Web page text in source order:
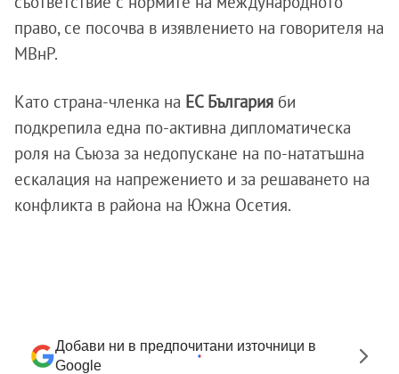
право, се посочва в изявлението на говорителя на
МВнР.
Като страна-членка на ЕС България би
подкрепила една по-активна дипломатическа
роля на Съюза за недопускане на по-нататъшна
ескалация на напрежението и за решаването на
конфликта в района на Южна Осетия.
Добави ни в предпочитани източници в
Google